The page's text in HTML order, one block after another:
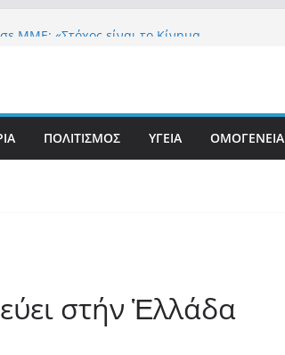
πατριωτικό τσουνάμι
ΠΟΛΙΤΙΣΜΟΣ ΥΓΕΙΑ ΟΜΟΓΕΝΕΙΑ
στήν Ἑλλάδα